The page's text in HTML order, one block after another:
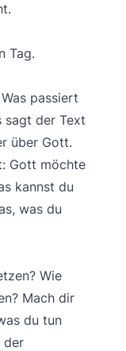
Tag.
passiert
sagt der Text
über Gott.
Gott möchte
kannst du
was du
Wie
Mach dir
du tun
der